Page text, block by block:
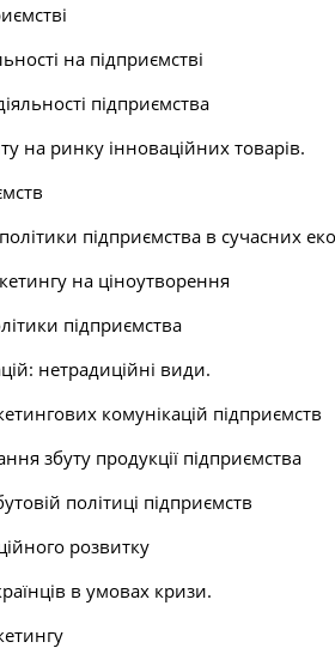
на підприємстві
підприємства
на ринку інноваційних товарів.
підприємства в сучасних
на ціноутворення
підприємства
нетрадиційні види.
комунікацій підприємств
збуту продукції підприємства
політиці підприємств
розвитку
в умовах кризи.